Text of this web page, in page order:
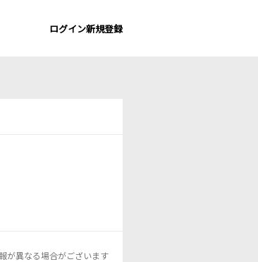
ログイン新規登録
が異なる場合がございます